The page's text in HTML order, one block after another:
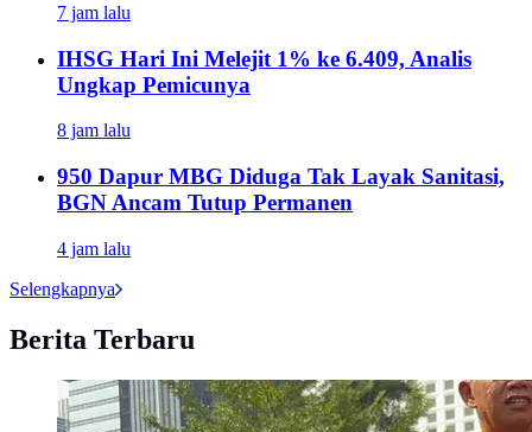
7 jam lalu
IHSG Hari Ini Melejit 1% ke 6.409, Analis
Ungkap Pemicunya
8 jam lalu
950 Dapur MBG Diduga Tak Layak Sanitasi,
BGN Ancam Tutup Permanen
4 jam lalu
Selengkapnya
Berita Terbaru